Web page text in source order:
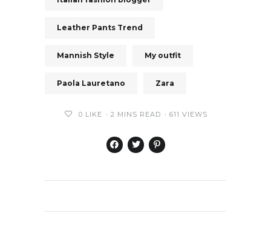
Leather Pants Trend
Mannish Style My outfit
Paola Lauretano Zara
0 LIKE 2 MINS READ 611 VIEWS